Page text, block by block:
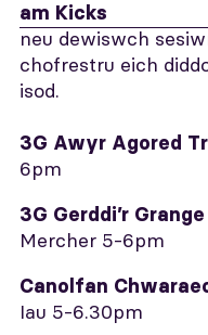
am Kicks
neu dewiswch
chofrestru eich
isod.
3G Awyr Agored
6pm
3G Gerddi’r Grange
Mercher 5-6pm
Canolfan
Iau 5-6.30pm